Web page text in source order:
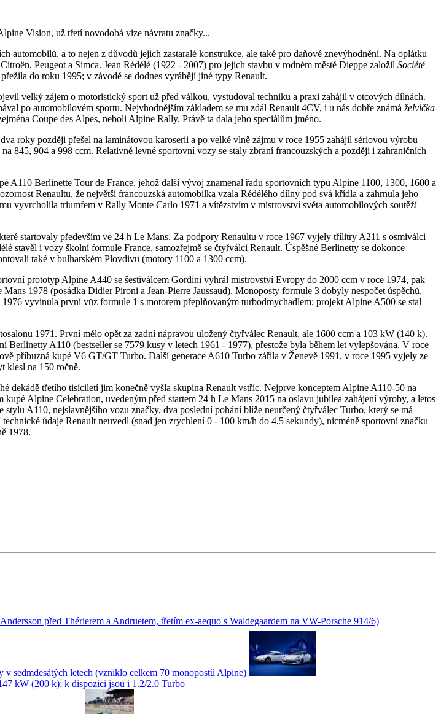
Vision, už třetí novodobá vize návratu značky...
automobilů, a to nejen z důvodů jejich zastaralé konstrukce, ale také pro daňové znevýhodnění. Na oplátku
Peugeot a Simca. Jean Rédélé (1922 - 2007) pro jejich stavbu v rodném městě Dieppe založil Société
do roku 1995; v závodě se dodnes vyrábějí jiné typy Renault.
velký zájem o motoristický sport už před válkou, vystudoval techniku a praxi zahájil v otcových dílnách.
po automobilovém sportu. Nejvhodnějším základem se mu zdál Renault 4CV, i u nás dobře známá želvička
Coupe des Alpes, neboli Alpine Rally. Právě ta dala jeho speciálům jméno.
roky později přešel na laminátovou karoserii a po velké vlně zájmu v roce 1955 zahájil sériovou výrobu
845, 904 a 998 ccm. Relativně levné sportovní vozy se staly zbraní francouzských a později i zahraničních
Berlinette Tour de France, jehož další vývoj znamenal řadu sportovních typů Alpine 1100, 1300, 1600 a
Renaultu, že největší francouzská automobilka vzala Rédélého dílny pod svá křídla a zahrnula jeho
vyvrcholila triumfem v Rally Monte Carlo 1971 a vítězstvím v mistrovství světa automobilových soutěží
startovaly především ve 24 h Le Mans. Za podpory Renaultu v roce 1967 vyjely třílitry A211 s osmiválci
i vozy školní formule France, samozřejmě se čtyřválci Renault. Úspěšné Berlinetty se dokonce
také v bulharském Plovdivu (motory 1100 a 1300 ccm).
prototyp Alpine A440 se šestiválcem Gordini vyhrál mistrovství Evropy do 2000 ccm v roce 1974, pak
1978 (posádka Didier Pironi a Jean-Pierre Jaussaud). Monoposty formule 3 dobyly nespočet úspěchů,
vyvinula první vůz formule 1 s motorem přeplňovaným turbodmychadlem; projekt Alpine A500 se stal
1971. První mělo opět za zadní nápravou uložený čtyřválec Renault, ale 1600 ccm a 103 kW (140 k).
A110 (bestseller se 7579 kusy v letech 1961 - 1977), přestože byla během let vylepšována. V roce
příbuzná kupé V6 GT/GT Turbo. Další generace A610 Turbo zářila v Ženevě 1991, v roce 1995 vyjely ze
klesl na 150 ročně.
třetího tisíciletí jim konečně vyšla skupina Renault vstříc. Nejprve konceptem Alpine A110-50 na
Alpine Celebration, uvedeným před startem 24 h Le Mans 2015 na oslavu jubilea zahájení výroby, a letos
A110, nejslavnějšího vozu značky, dva poslední pohání blíže neurčený čtyřválec Turbo, který se má
údaje Renault neuvedl (snad jen zrychlení 0 - 100 km/h do 4,5 sekundy), nicméně sportovní značku
1978.